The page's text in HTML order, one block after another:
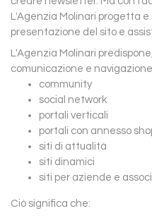
L'Agenzia Molinari progetta
presentazione del sito e
L'Agenzia Molinari
comunicazione e
community
social network
portali verticali
portali con annesso
siti di attualità
siti dinamici
siti per aziende e
Ciò significa che: